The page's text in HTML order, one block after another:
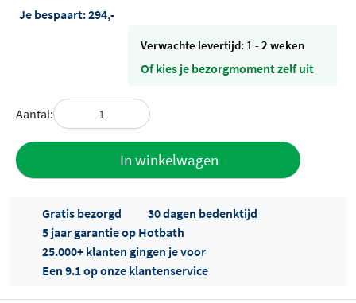
Je bespaart:294,-
Verwachte levertijd: 1 - 2 weken
Of kies je bezorgmoment zelf uit
Aantal:
In winkelwagen
Gratis bezorgd
30 dagen bedenktijd
5 jaar garantie op Hotbath
25.000+ klanten gingen je voor
Een 9.1 op onze klantenservice